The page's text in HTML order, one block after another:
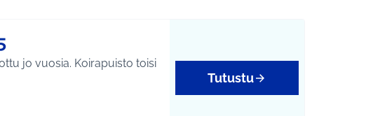
jo vuosia. Koirapuisto toisi
Tutustu